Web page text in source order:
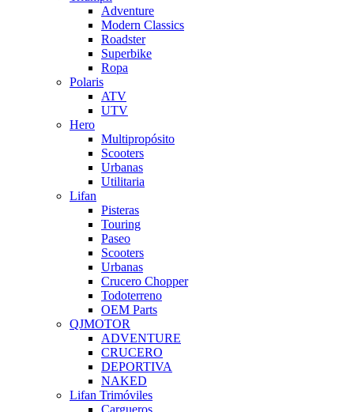
Adventure
Modern Classics
Roadster
Superbike
Ropa
Polaris
ATV
UTV
Hero
Multipropósito
Scooters
Urbanas
Utilitaria
Lifan
Pisteras
Touring
Paseo
Scooters
Urbanas
Crucero Chopper
Todoterreno
OEM Parts
QJMOTOR
ADVENTURE
CRUCERO
DEPORTIVA
NAKED
Lifan Trimóviles
Cargueros